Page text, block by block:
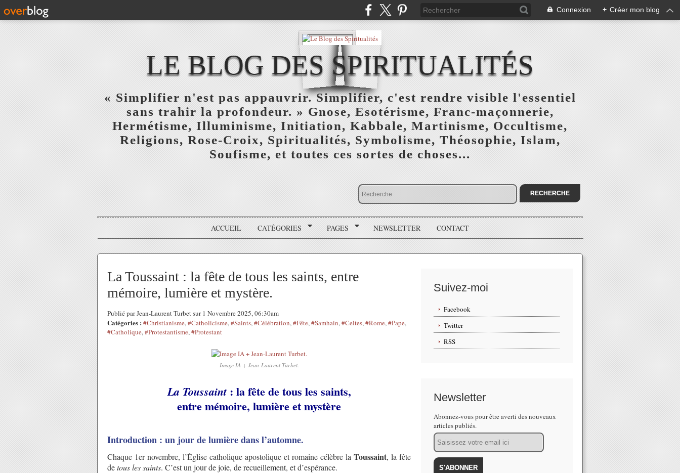
Connexion + Créer mon blog
LE BLOG DES SPIRITUALITÉS
« Simplifier n'est pas appauvrir. Simplifier, c'est rendre visible l'essentiel
sans trahir la profondeur. » Gnose, Esotérisme, Franc-maçonnerie,
Hermétisme, Illuminisme, Initiation, Kabbale, Martinisme, Occultisme,
Religions, Rose-Croix, Spiritualités, Symbolisme, Théosophie, Islam,
Soufisme, et toutes ces sortes de choses...
ACCUEIL CATÉGORIES PAGES NEWSLETTER CONTACT
La Toussaint : la fête de tous les saints, entre
mémoire, lumière et mystère.
Publié par Jean-Laurent Turbet sur 1 Novembre 2025, 06:30am
Catégories : #Christianisme,#Catholicisme,#Saints,#Célébration,#Fête,#Samhain,#Celtes,#Rome,#Pape,
#Catholique,#Protestantisme,#Protestant
Image IA + Jean-Laurent Turbet.
La Toussaint: la fête de tous les saints,
entre mémoire, lumière et mystère
Introduction : un jour de lumière dans l’automne.
Chaque 1er novembre, l’Église catholique apostolique et romaine célèbre la Toussaint, la fête
detous les saints. C’est un jour de joie, de recueillement, et d’espérance.
Suivez-moi
Facebook
Twitter
RSS
Newsletter
Abonnez-vous pour être averti des nouveaux
articles publiés.
Email